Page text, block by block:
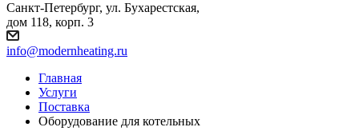
Санкт-Петербург, ул. Бухарестская,
дом 118, корп. 3
info@modernheating.ru
Главная
Услуги
Поставка
Оборудование для котельных